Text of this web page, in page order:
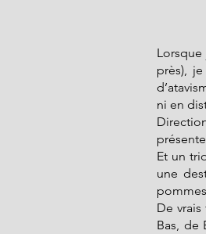
près),
ni en
Et un
une
De
Bas, de